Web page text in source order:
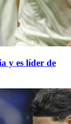
y es líder de